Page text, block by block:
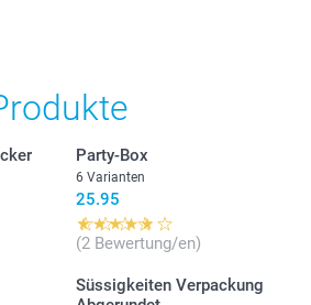
Party-Box
6 Varianten
25.95
(2 Bewertung/en)
Süssigkeiten Verpackung